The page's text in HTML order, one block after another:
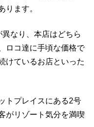
ります。
なり、本店はどちら
ロコ達に手頃な価格で
けているお店といった
トプレイスにある2号
がリゾート気分を満喫